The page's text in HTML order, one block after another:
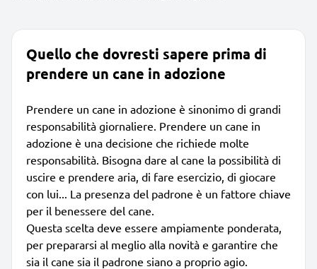
Quello che dovresti sapere prima di
prendere un cane in adozione
Prendere un cane in adozione è sinonimo di grandi
responsabilità giornaliere. Prendere un cane in
adozione è una decisione che richiede molte
responsabilità. Bisogna dare al cane la possibilità di
uscire e prendere aria, di fare esercizio, di giocare
con lui... La presenza del padrone è un fattore chiave
per il benessere del cane.
Questa scelta deve essere ampiamente ponderata,
per prepararsi al meglio alla novità e garantire che
sia il cane sia il padrone siano a proprio agio.